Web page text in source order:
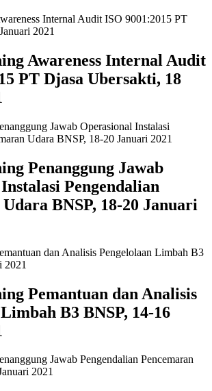
Awareness Internal Audit
PT Djasa Ubersakti, 18
Penanggung Jawab
Pengendalian
BNSP, 18-20 Januari
Pemantuan dan Analisis
B3 BNSP, 14-16